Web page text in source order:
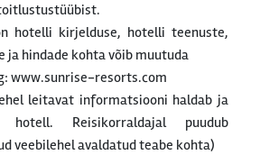
hotelli kirjelduse, hotelli teenuste,
ja hindade kohta võib muutuda
www.sunrise-resorts.com
leitavat informatsiooni haldab ja
hotell. Reisikorraldajal puudub
veebilehel avaldatud teabe kohta)